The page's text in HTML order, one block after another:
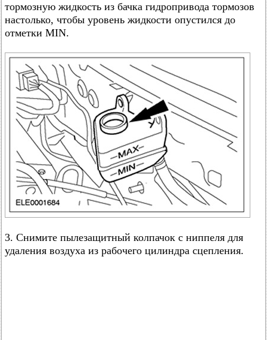
тормозную жидкость из бачка гидропривода тормозов
настолько, чтобы уровень жидкости опустился до
отметки MIN.
3. Снимите пылезащитный колпачок с ниппеля для
удаления воздуха из рабочего цилиндра сцепления.